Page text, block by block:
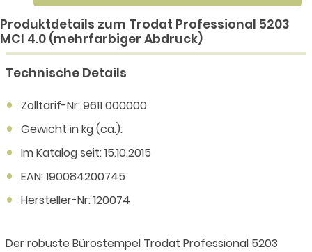
Produktdetails zum Trodat Professional 5203
MCI 4.0 (mehrfarbiger Abdruck)
Technische Details
Zolltarif-Nr: 9611 000000
Gewicht in kg (ca.):
Im Katalog seit: 15.10.2015
EAN: 190084200745
Hersteller-Nr: 120074
Der robuste Bürostempel Trodat Professional 5203